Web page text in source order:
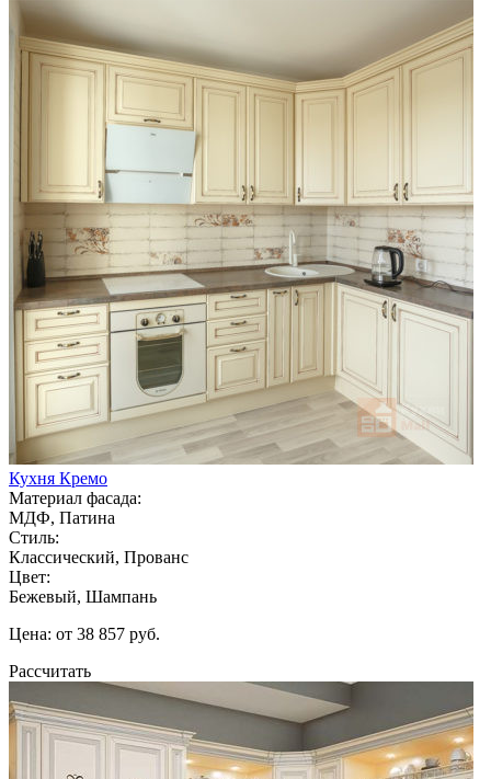
Кухня Кремо
Материал фасада:
МДФ, Патина
Стиль:
Классический, Прованс
Цвет:
Бежевый, Шампань
Цена: от 38 857 руб.
Рассчитать